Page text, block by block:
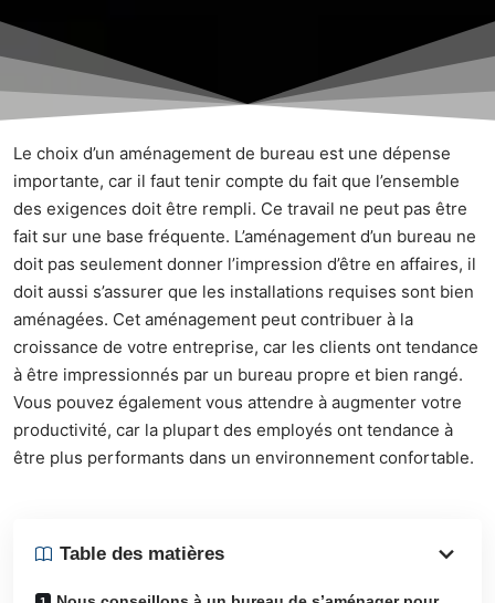
Le choix d’un aménagement de bureau est une dépense
importante, car il faut tenir compte du fait que l’ensemble
des exigences doit être rempli. Ce travail ne peut pas être
fait sur une base fréquente. L’aménagement d’un bureau ne
doit pas seulement donner l’impression d’être en affaires, il
doit aussi s’assurer que les installations requises sont bien
aménagées. Cet aménagement peut contribuer à la
croissance de votre entreprise, car les clients ont tendance
à être impressionnés par un bureau propre et bien rangé.
Vous pouvez également vous attendre à augmenter votre
productivité, car la plupart des employés ont tendance à
être plus performants dans un environnement confortable.
Table des matières